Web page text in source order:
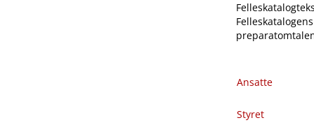
Ansatte
Styret